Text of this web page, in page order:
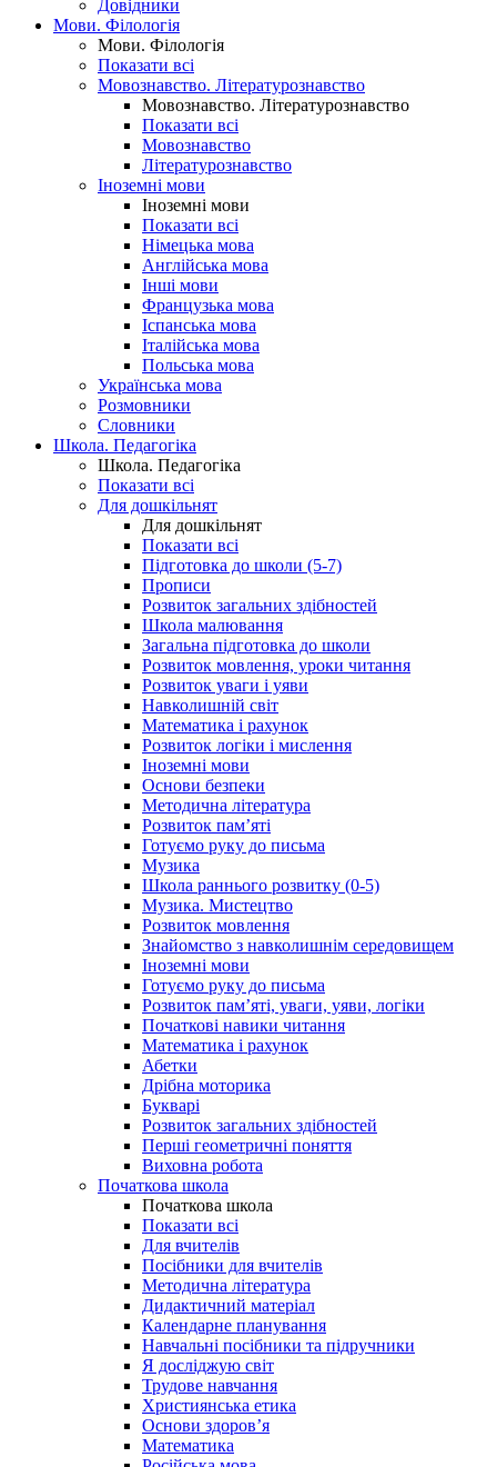
Довідники
Мови. Філологія
Мови. Філологія
Показати всі
Мовознавство. Літературознавство
Мовознавство. Літературознавство
Показати всі
Мовознавство
Літературознавство
Іноземні мови
Іноземні мови
Показати всі
Німецька мова
Англійська мова
Інші мови
Французька мова
Іспанська мова
Італійська мова
Польська мова
Українська мова
Розмовники
Словники
Школа. Педагогіка
Школа. Педагогіка
Показати всі
Для дошкільнят
Для дошкільнят
Показати всі
Підготовка до школи (5-7)
Прописи
Розвиток загальних здібностей
Школа малювання
Загальна підготовка до школи
Розвиток мовлення, уроки читання
Розвиток уваги і уяви
Навколишній світ
Математика і рахунок
Розвиток логіки і мислення
Іноземні мови
Основи безпеки
Методична література
Розвиток пам’яті
Готуємо руку до письма
Музика
Школа раннього розвитку (0-5)
Музика. Мистецтво
Розвиток мовлення
Знайомство з навколишнім середовищем
Іноземні мови
Готуємо руку до письма
Розвиток пам’яті, уваги, уяви, логіки
Початкові навики читання
Математика і рахунок
Абетки
Дрібна моторика
Букварі
Розвиток загальних здібностей
Перші геометричні поняття
Виховна робота
Початкова школа
Початкова школа
Показати всі
Для вчителів
Посібники для вчителів
Методична література
Дидактичний матеріал
Календарне планування
Навчальні посібники та підручники
Я досліджую світ
Трудове навчання
Християнська етика
Основи здоров’я
Математика